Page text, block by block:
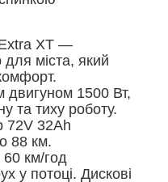
XT —
для міста, який
двигуном 1500 Вт,
та тиху роботу.
72V 32Ah
88 км.
км/год
у потоці. Дискові